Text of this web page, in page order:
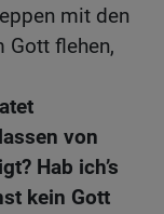
mit den
Gott flehen,
von
Hab ich’s
kein Gott